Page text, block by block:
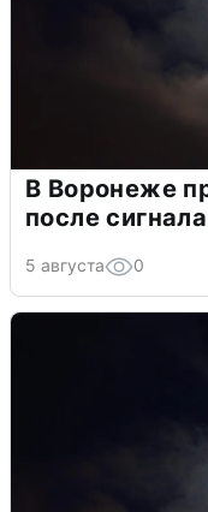
В Воронеже
после
5 августа 0